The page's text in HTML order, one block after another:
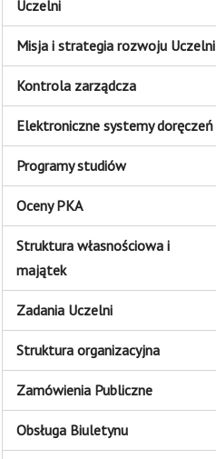
Uczelni
Misja i strategia rozwoju Uczelni
Kontrola zarządcza
Elektroniczne systemy doręczeń
Programy studiów
Oceny PKA
Struktura własnościowa i
majątek
Zadania Uczelni
Struktura organizacyjna
Zamówienia Publiczne
Obsługa Biuletynu